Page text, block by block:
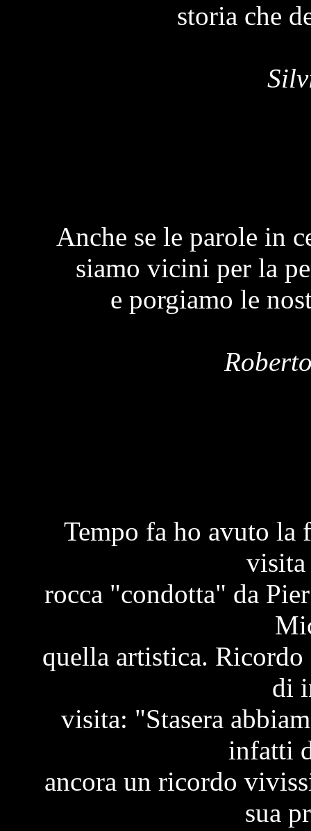
storia che
Anche se le parole in
siamo vicini per la
e porgiamo le
Tempo fa ho avuto la
visita
rocca "condotta" da
quella artistica.
di
visita: "Stasera
infatti
ancora un ricordo
sua